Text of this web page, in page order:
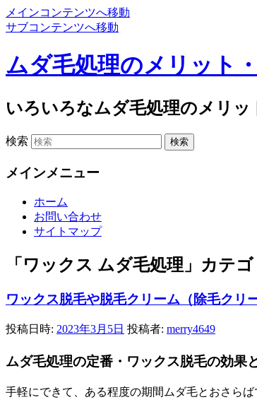
メインコンテンツへ移動
サブコンテンツへ移動
ムダ毛処理のメリット
いろいろなムダ毛処理のメリ
検索
メインメニュー
ホーム
お問い合わせ
サイトマップ
「 ワックス ムダ毛処理 」カテ
ワックス脱毛や脱毛クリーム（除毛クリ
投稿日時: 2023年3月5日 投稿者: merry4649
ムダ毛処理の定番・ワックス脱毛の効果
手軽にできて、ある程度の期間ムダ毛とおさらば